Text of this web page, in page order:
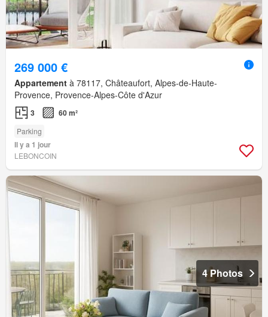
269 000 €
Appartement à 78117, Châteaufort, Alpes-de-Haute-
Provence, Provence-Alpes-Côte d'Azur
3 60 m²
Parking
Il y a 1 jour
LEBONCOIN
4 Photos